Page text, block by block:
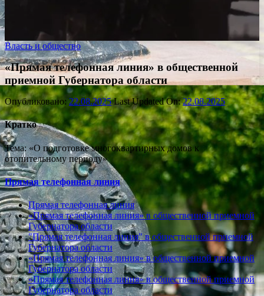
Власть и общество
«Прямая телефонная линия» в общественной
приемной Губернатора области
Опубликовано:22.08.2025 Last Updated On:22.08.2025
Кратко
Тема: «О подготовке многоквартирных домов к
отопительному периоду»
Прямая телефонная линия
Прямая телефонная линия
«Прямая телефонная линия» в общественной приемной
Губернатора области
"Прямая телефонная линия" в общественной приемной
Губернатора области
«Прямая телефонная линия» в общественной приемной
Губернатора области
«Прямая телефонная линия» в общественной приемной
Губернатора области